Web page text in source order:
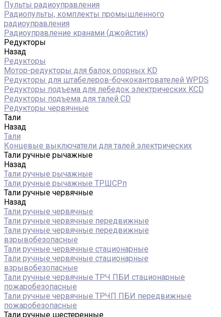
Пульты радиоуправления
Радиопульты, комплекты промышленного
радиоуправления
Радиоуправление кранами (джойстик)
Редукторы
Назад
Редукторы
Мотор-редукторы для балок опорных KD
Редукторы для штабелеров-бочкокантователей WPDS
Редукторы подъема для лебедок электрических KCD
Редукторы подъема для талей CD
Редукторы червячные
Тали
Назад
Тали
Концевые выключатели для талей электрических
Тали ручные рычажные
Назад
Тали ручные рычажные
Тали ручные рычажные ТРШСРп
Тали ручные червячные
Назад
Тали ручные червячные
Тали ручные червячные передвижные
Тали ручные червячные передвижные
взрывобезопасные
Тали ручные червячные стационарные
Тали ручные червячные стационарные
взрывобезопасные
Тали ручные червячные ТРЧ ПБИ стационарные
пожаробезопасные
Тали ручные червячные ТРЧП ПБИ передвижные
пожаробезопасные
Тали ручные шестеренные